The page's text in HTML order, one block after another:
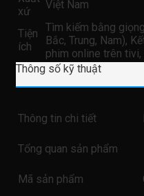
xứ
Việt Nam
Tiện
ích
Tìm kiếm bằng
Bắc, Trung, Nam),
phim online trên
Thông số kỹ thuật
Thông tin chi tiết
Tổng quan sản phẩm
Mã sản phẩm